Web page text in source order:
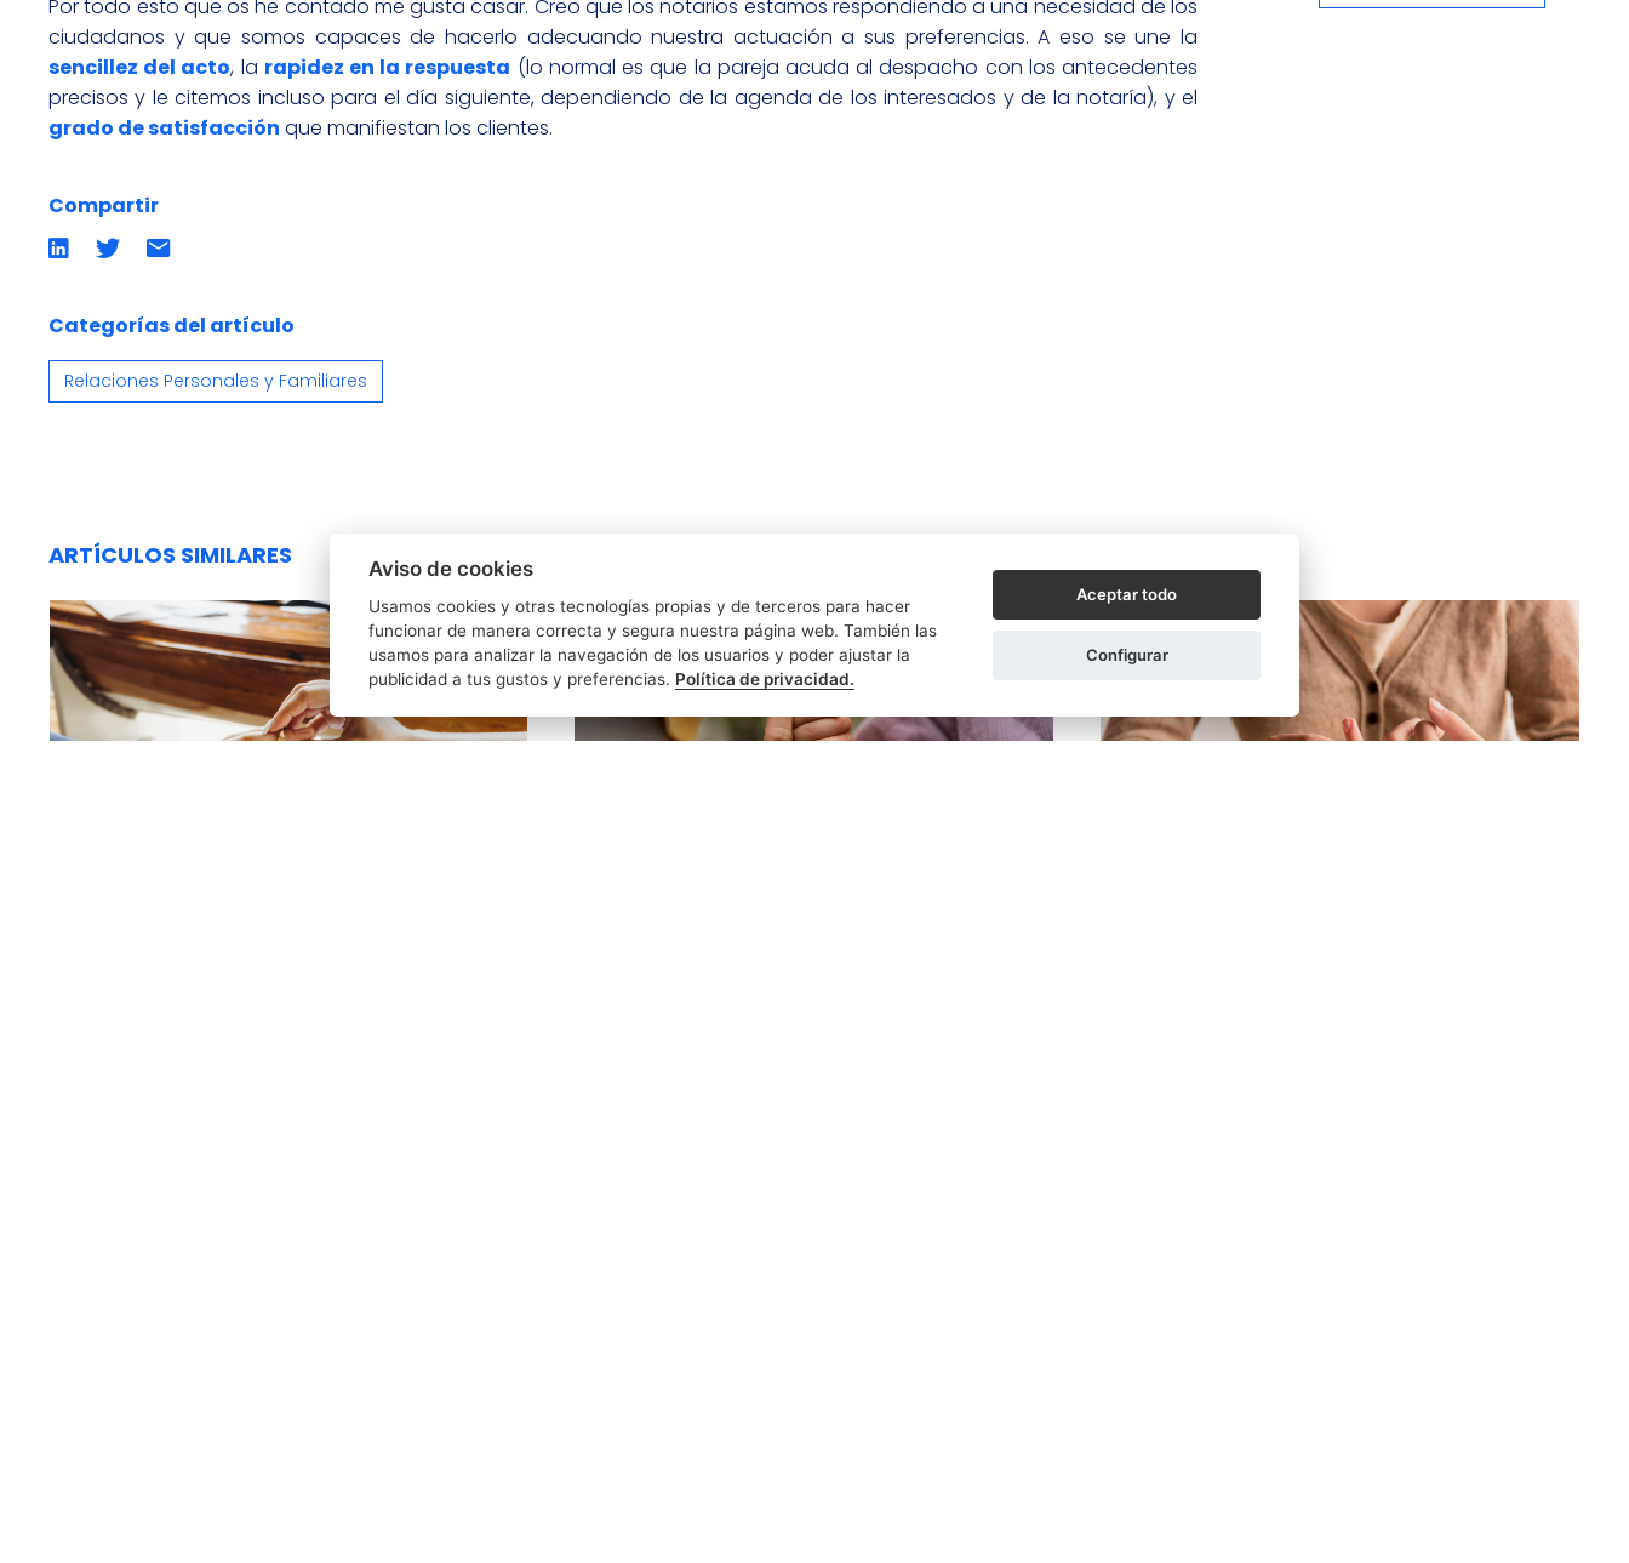
Por todo esto que os he contado me gusta casar. Creo que los notarios estamos respondiendo a una necesidad de los
ciudadanos y que somos capaces de hacerlo adecuando nuestra actuación a sus preferencias. A eso se une la
sencillez del acto, la rapidez en la respuesta (lo normal es que la pareja acuda al despacho con los antecedentes
precisos y le citemos incluso para el día siguiente, dependiendo de la agenda de los interesados y de la notaría), y el
grado de satisfacción que manifiestan los clientes.
Compartir
Compartir
en
Compartir
en
Compartir
por
email
Categorías del artículo
Relaciones Personales y Familiares
ARTÍCULOS SIMILARES Aviso de cookies
Usamos cookies y otras tecnologías propias y de terceros para hacer
funcionar de manera correcta y segura nuestra página web. También las
usamos para analizar la navegación de los usuarios y poder ajustar la
publicidad a tus gustos y preferencias. Política de privacidad.
Aceptar todo
Configurar